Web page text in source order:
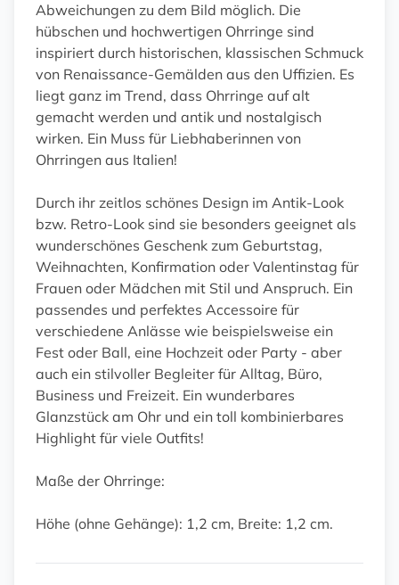
Abweichungen zu dem Bild möglich. Die
hübschen und hochwertigen Ohrringe sind
inspiriert durch historischen, klassischen Schmuck
von Renaissance-Gemälden aus den Uffizien. Es
liegt ganz im Trend, dass Ohrringe auf alt
gemacht werden und antik und nostalgisch
wirken. Ein Muss für Liebhaberinnen von
Ohrringen aus Italien!
Durch ihr zeitlos schönes Design im Antik-Look
bzw. Retro-Look sind sie besonders geeignet als
wunderschönes Geschenk zum Geburtstag,
Weihnachten, Konfirmation oder Valentinstag für
Frauen oder Mädchen mit Stil und Anspruch. Ein
passendes und perfektes Accessoire für
verschiedene Anlässe wie beispielsweise ein
Fest oder Ball, eine Hochzeit oder Party - aber
auch ein stilvoller Begleiter für Alltag, Büro,
Business und Freizeit. Ein wunderbares
Glanzstück am Ohr und ein toll kombinierbares
Highlight für viele Outfits!
Maße der Ohrringe:
Höhe (ohne Gehänge): 1,2 cm, Breite: 1,2 cm.